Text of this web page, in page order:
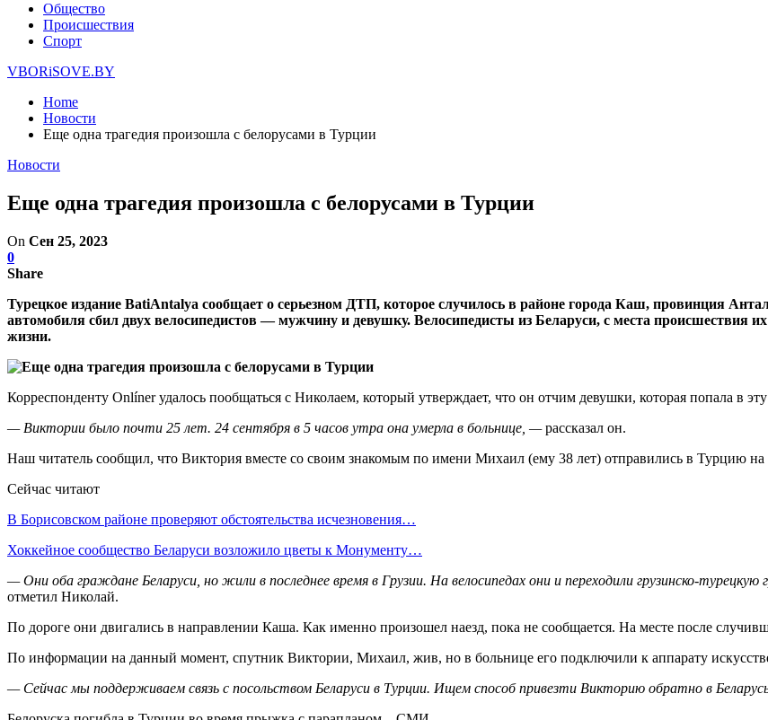
Общество
Происшествия
Спорт
VBORiSOVE.BY
Home
Новости
Еще одна трагедия произошла с белорусами в Турции
Новости
Еще одна трагедия произошла с белорусами в Турции
On Сен 25, 2023
0
Share
Турецкое издание BatiAntalya сообщает о серьезном ДТП, которое случилось в районе города Каш, провинция
автомобиля сбил двух велосипедистов — мужчину и девушку. Велосипедисты из Беларуси, с места происшествия
жизни.
Корреспонденту Onlíner удалось пообщаться с Николаем, который утверждает, что он отчим девушки, которая попала в
— Виктории было почти 25 лет. 24 сентября в 5 часов утра она умерла в больнице, —рассказал он.
Наш читатель сообщил, что Виктория вместе со своим знакомым по имени Михаил (ему 38 лет) отправились в Турцию на
Сейчас читают
В Борисовском районе проверяют обстоятельства исчезновения…
Хоккейное сообщество Беларуси возложило цветы к Монументу…
— Они оба граждане Беларуси, но жили в последнее время в Грузии. На велосипедах они и переходили грузинско-
отметил Николай.
По дороге они двигались в направлении Каша. Как именно произошел наезд, пока не сообщается. На месте после
По информации на данный момент, спутник Виктории, Михаил, жив, но в больнице его подключили к аппарату
— Сейчас мы поддерживаем связь с посольством Беларуси в Турции. Ищем способ привезти Викторию обратно в